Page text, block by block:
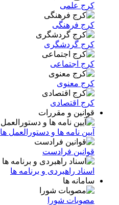
کرج علمی
کرج فرهنگی
کرج گردشگری
کرج اجتماعی
کرج معنوی
کرج اقتصادی
قوانین و مقررات
آیین نامه ها و دستورالعمل ها
قوانین فرادست
اسناد راهبردی و برنامه ها
سامانه ها
مصوبات شورا